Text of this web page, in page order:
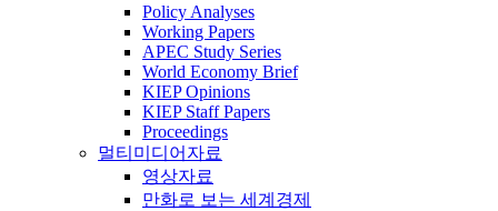
Policy Analyses
Working Papers
APEC Study Series
World Economy Brief
KIEP Opinions
KIEP Staff Papers
Proceedings
멀티미디어자료
영상자료
만화로 보는 세계경제